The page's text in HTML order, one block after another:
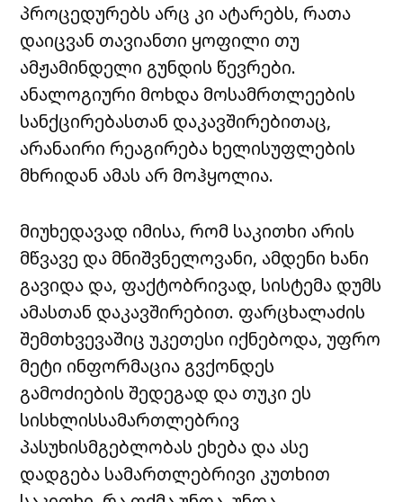
პროცედურებს არც კი ატარებს, რათა
დაიცვან თავიანთი ყოფილი თუ
ამჟამინდელი გუნდის წევრები.
ანალოგიური მოხდა მოსამრთლეების
სანქცირებასთან დაკავშირებითაც,
არანაირი რეაგირება ხელისუფლების
მხრიდან ამას არ მოჰყოლია.
მიუხედავად იმისა, რომ საკითხი არის
მწვავე და მნიშვნელოვანი, ამდენი ხანი
გავიდა და, ფაქტობრივად, სისტემა დუმს
ამასთან დაკავშირებით. ფარცხალაძის
შემთხვევაშიც უკეთესი იქნებოდა, უფრო
მეტი ინფორმაცია გვქონდეს
გამოძიების შედეგად და თუკი ეს
სისხლისსამართლებრივ
პასუხისმგებლობას ეხება და ასე
დადგება სამართლებრივი კუთხით